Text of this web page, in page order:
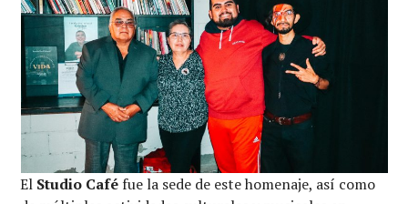
El Studio Café fue la sede de este homenaje, así como